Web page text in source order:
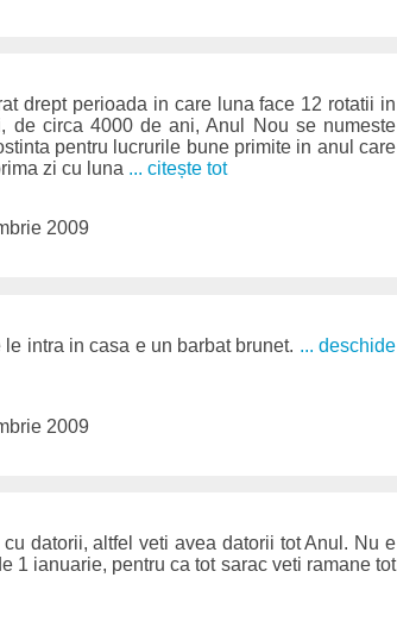
drept perioada in care luna face 12 rotatii in
de circa 4000 de ani, Anul Nou se numeste
pentru lucrurile bune primite in anul care
zi cu luna ... citește tot
2009
intra in casa e un barbat brunet. ... deschide
2009
datorii, altfel veti avea datorii tot Anul. Nu e
1 ianuarie, pentru ca tot sarac veti ramane tot